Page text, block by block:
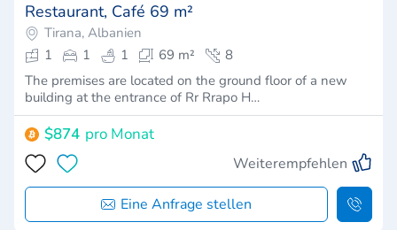
Restaurant, Café 69 m²
Tirana, Albanien
1
1 1 69 m²
8
The premises are located on the ground floor of a new
building at the entrance of Rr Rrapo H…
$874 pro Monat
Weiterempfehlen
Eine Anfrage stellen